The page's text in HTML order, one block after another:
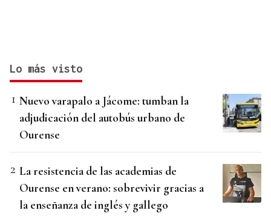
Lo más visto
Nuevo varapalo a Jácome: tumban la
adjudicación del autobús urbano de
Ourense
La resistencia de las academias de
Ourense en verano: sobrevivir gracias a
la enseñanza de inglés y gallego